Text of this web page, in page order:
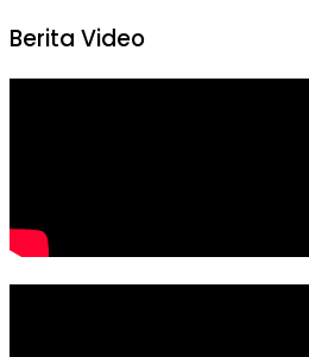
Berita Video